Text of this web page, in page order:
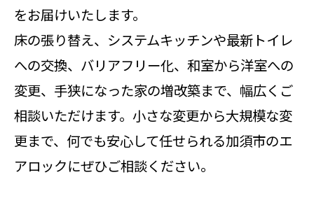
をお届けいたします。
床の張り替え、システムキッチンや最新トイレ
への交換、バリアフリー化、和室から洋室への
変更、手狭になった家の増改築まで、幅広くご
相談いただけます。小さな変更から大規模な変
更まで、何でも安心して任せられる加須市のエ
アロックにぜひご相談ください。